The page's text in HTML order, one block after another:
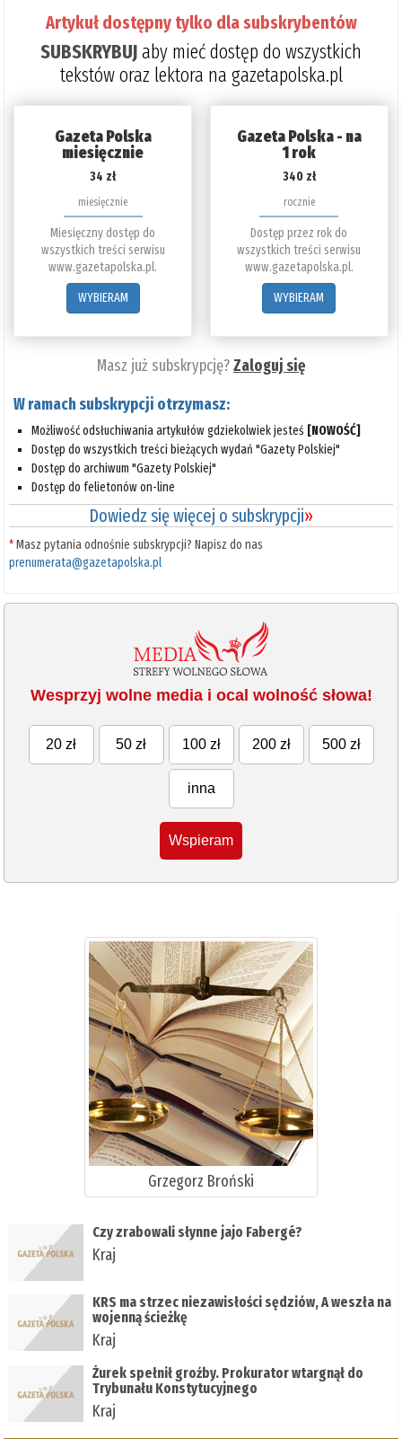
Artykuł dostępny tylko dla subskrybentów
SUBSKRYBUJaby mieć dostęp do wszystkich
tekstów oraz lektora na gazetapolska.pl
Gazeta Polska
miesięcznie
34 zł
miesięcznie
Miesięczny dostęp do
wszystkich treści serwisu
www.gazetapolska.pl.
WYBIERAM
Gazeta Polska - na
1 rok
340 zł
rocznie
Dostęp przez rok do
wszystkich treści serwisu
www.gazetapolska.pl.
WYBIERAM
Masz już subskrypcję?Zaloguj się
W ramach subskrypcji otrzymasz:
Możliwość odsłuchiwania artykułów gdziekolwiek jesteś [NOWOŚĆ]
Dostęp do wszystkich treści bieżących wydań "Gazety Polskiej"
Dostęp do archiwum "Gazety Polskiej"
Dostęp do felietonów on-line
Dowiedz się więcej o subskrypcji»
*Masz pytania odnośnie subskrypcji? Napisz do nas
prenumerata@gazetapolska.pl
Wesprzyj wolne media i ocal wolność słowa!
20 zł 50 zł 100 zł 200 zł 500 zł
inna
Wspieram
Grzegorz Broński
Czy zrabowali słynne jajo Fabergé?
Kraj
KRS ma strzec niezawisłości sędziów, A weszła na
wojenną ścieżkę
Kraj
Żurek spełnił groźby. Prokurator wtargnął do
Trybunału Konstytucyjnego
Kraj